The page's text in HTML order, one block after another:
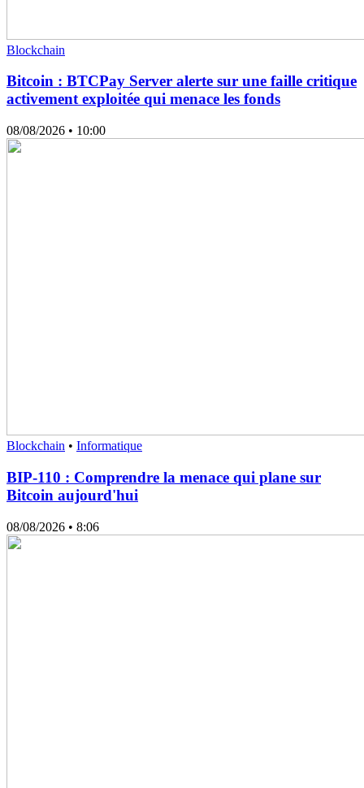
Blockchain
Bitcoin : BTCPay Server alerte sur une faille critique
activement exploitée qui menace les fonds
08/08/2026 • 10:00
Blockchain • Informatique
BIP-110 : Comprendre la menace qui plane sur
Bitcoin aujourd'hui
08/08/2026 • 8:06